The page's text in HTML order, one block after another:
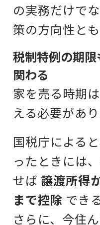
の実務だけで
策の方向性と
税制特例の期
関わる
家を売る時期
える必要があり
国税庁による
ったときには
せば 譲渡所得
まで控除 でき
さらに、今住